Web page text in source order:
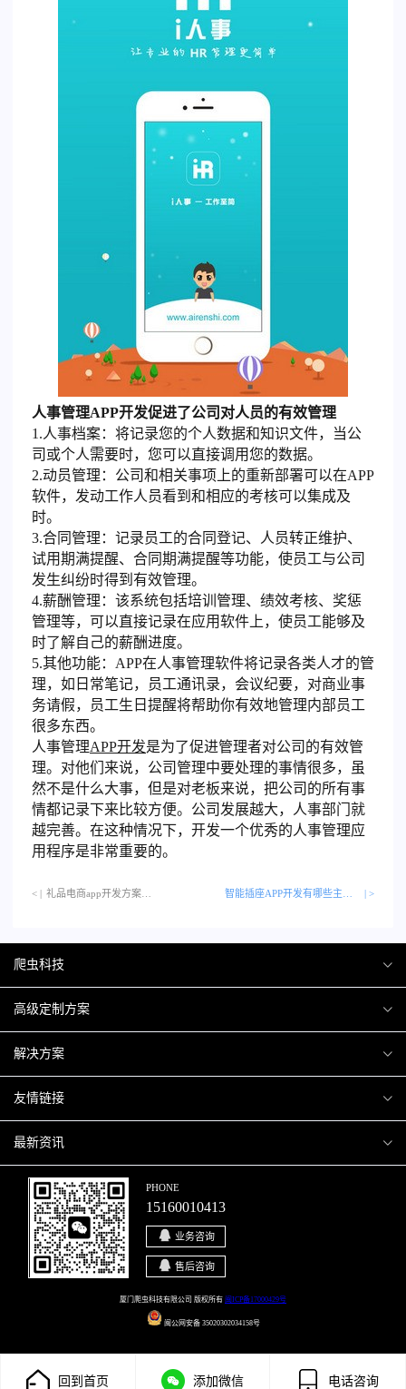
人事管理APP开发促进了公司对人员的有效管理
1.人事档案：将记录您的个人数据和知识文件，当公
司或个人需要时，您可以直接调用您的数据。
2.动员管理：公司和相关事项上的重新部署可以在APP
软件，发动工作人员看到和相应的考核可以集成及
时。
3.合同管理：记录员工的合同登记、人员转正维护、
试用期满提醒、合同期满提醒等功能，使员工与公司
发生纠纷时得到有效管理。
4.薪酬管理：该系统包括培训管理、绩效考核、奖惩
管理等，可以直接记录在应用软件上，使员工能够及
时了解自己的薪酬进度。
5.其他功能：APP在人事管理软件将记录各类人才的管
理，如日常笔记，员工通讯录，会议纪要，对商业事
务请假，员工生日提醒将帮助你有效地管理内部员工
很多东西。
人事管理APP开发是为了促进管理者对公司的有效管
理。对他们来说，公司管理中要处理的事情很多，虽
然不是什么大事，但是对老板来说，把公司的所有事
情都记录下来比较方便。公司发展越大，人事部门就
越完善。在这种情况下，开发一个优秀的人事管理应
用程序是非常重要的。
< | 礼品电商app开发方案… | >
爬虫科技
爬虫案例
关于爬虫
高级定制方案
H5互动营销
微信小程序
移动APP
解决方案
商城解决方案
商城会员积分商城解决方案
网站解决方案
智慧校园解决方案
智慧停车解决方案
友情链接
厦门小程序开发
厦门APP开发
厦门微商城开发
博客园
最新资讯
行业资讯
爬虫动态
PHONE
15160010413
业务咨询
售后咨询
厦门爬虫科技有限公司 版权所有 闽ICP备17000429号
闽公网安备 35020302034158号
回到首页 添加微信 电话咨询